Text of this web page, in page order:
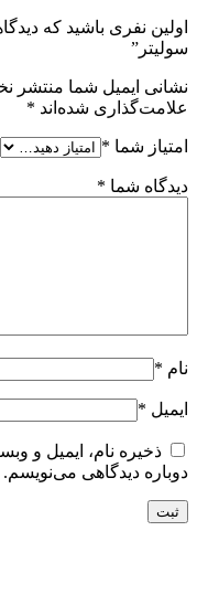
اولین نفری باشید که
سولیتر”
نشانی ایمیل شما منتشر
علامت‌گذاری شده‌اند *
امتیاز شما *
دیدگاه شما *
نام *
ایمیل *
ذخیره نام، ایمیل و
دوباره دیدگاهی می‌نویسم.